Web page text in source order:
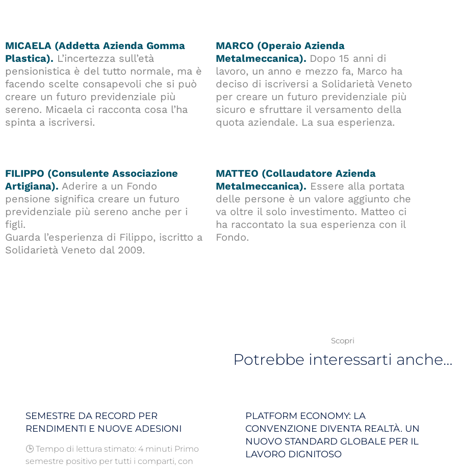
MICAELA (Addetta Azienda Gomma
Plastica). L’incertezza sull’età
pensionistica è del tutto normale, ma è
facendo scelte consapevoli che si può
creare un futuro previdenziale più
sereno. Micaela ci racconta cosa l’ha
spinta a iscriversi.
MARCO (Operaio Azienda
Metalmeccanica). Dopo 15 anni di
lavoro, un anno e mezzo fa, Marco ha
deciso di iscriversi a Solidarietà Veneto
per creare un futuro previdenziale più
sicuro e sfruttare il versamento della
quota aziendale. La sua esperienza.
FILIPPO (Consulente Associazione
Artigiana). Aderire a un Fondo
pensione significa creare un futuro
previdenziale più sereno anche per i
figli.
Guarda l’esperienza di Filippo, iscritto a
Solidarietà Veneto dal 2009.
MATTEO (Collaudatore Azienda
Metalmeccanica). Essere alla portata
delle persone è un valore aggiunto che
va oltre il solo investimento. Matteo ci
ha raccontato la sua esperienza con il
Fondo.
Scopri
Potrebbe interessarti anche…
SEMESTRE DA RECORD PER
RENDIMENTI E NUOVE ADESIONI
🕒 Tempo di lettura stimato: 4 minuti Primo
semestre positivo per tutti i comparti, con
PLATFORM ECONOMY: LA
CONVENZIONE DIVENTA REALTÀ. UN
NUOVO STANDARD GLOBALE PER IL
LAVORO DIGNITOSO